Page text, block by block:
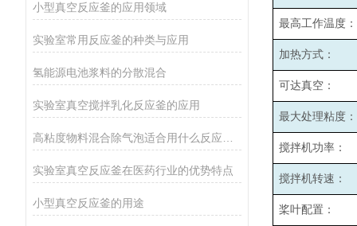
小型真空反应釜的应用领域
实验室常用反应釜的种类与应用
氢能源电池浆料的分散混合
实验室真空搅拌乳化反应釜的应用
实验室真空反应釜在医药行业的优势特点
小型真空反应釜的用途
最高工作温度：
加热方式：
可达真空：
最大处理粘度：
搅拌机功率：
搅拌机转速：
桨叶配置：